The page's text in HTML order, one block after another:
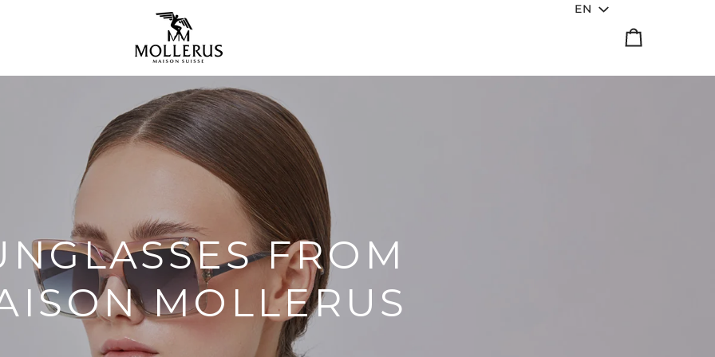
Language
EN
Cart
FROM
MOLLERUS